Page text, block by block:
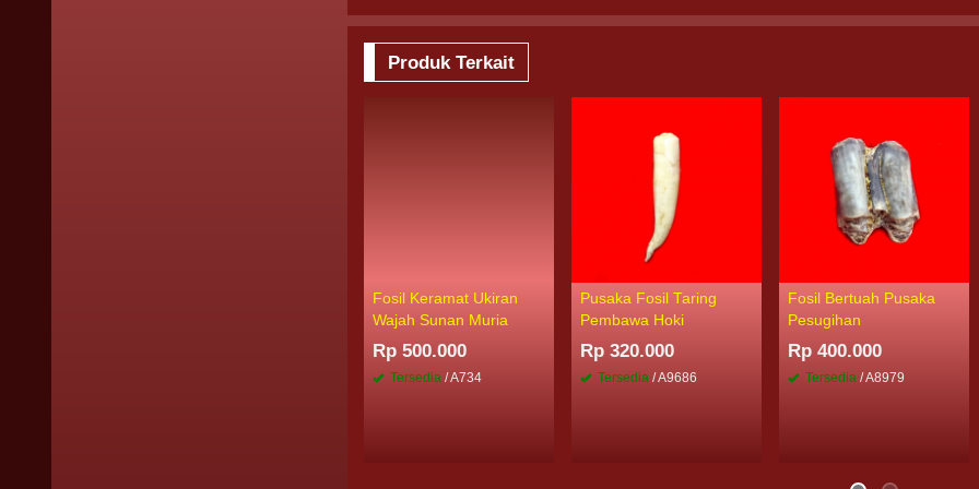
Produk Terkait
Fosil Keramat Ukiran
Wajah Sunan Muria
Rp 500.000
Tersedia / A734
Pusaka Fosil Taring
Pembawa Hoki
Rp 320.000
Tersedia / A9686
Fosil Bertuah Pusaka
Pesugihan
Rp 400.000
Tersedia / A8979